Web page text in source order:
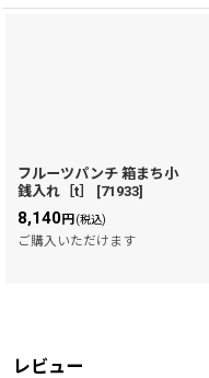
フルーツパンチ 箱まち小
銭入れ［t］
[71933]
8,140円 (税込)
ご購入いただけます
レビュー